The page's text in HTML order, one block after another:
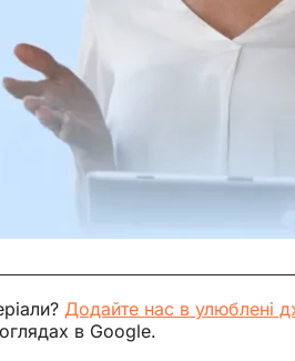
Додайте нас в улюблені
в Google.